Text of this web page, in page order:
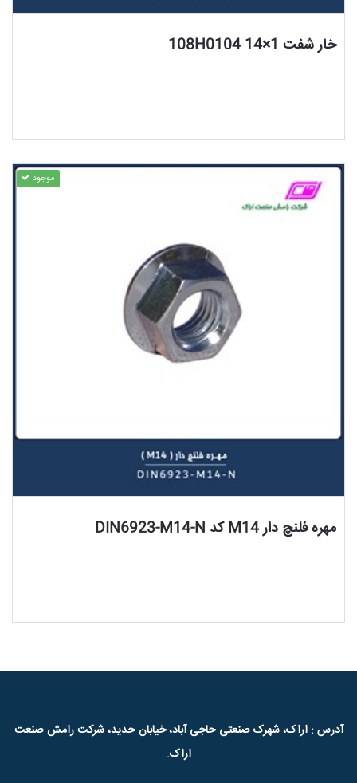
خار شفت 1×14 108H0104
مهره فلنچ دار M14 کد DIN6923-M14-N
موجود
آدرس : اراک، شهرک صنعتی حاجی آباد، خیابان حدید، شرکت رامش صنعت
اراک.